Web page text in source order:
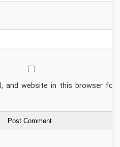
and website in this browser for